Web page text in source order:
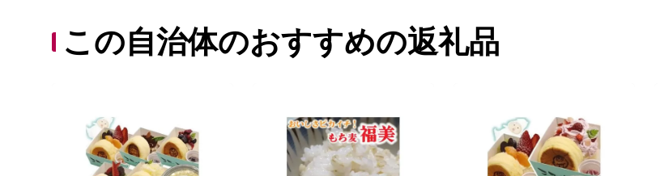
この自治体のおすすめの返礼品